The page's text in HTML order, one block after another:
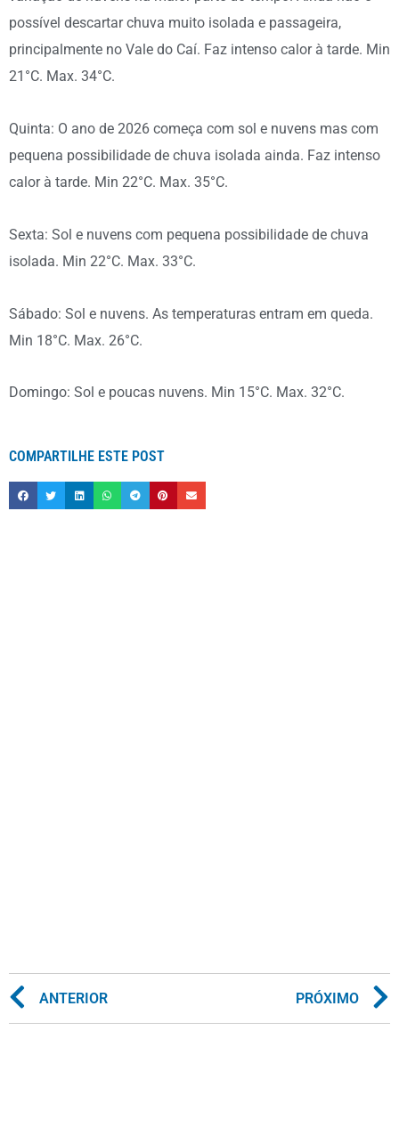
possível descartar chuva muito isolada e passageira,
principalmente no Vale do Caí. Faz intenso calor à tarde. Min
21°C. Max. 34°C.
Quinta: O ano de 2026 começa com sol e nuvens mas com
pequena possibilidade de chuva isolada ainda. Faz intenso
calor à tarde. Min 22°C. Max. 35°C.
Sexta: Sol e nuvens com pequena possibilidade de chuva
isolada. Min 22°C. Max. 33°C.
Sábado: Sol e nuvens. As temperaturas entram em queda.
Min 18°C. Max. 26°C.
Domingo: Sol e poucas nuvens. Min 15°C. Max. 32°C.
COMPARTILHE ESTE POST
ANTERIOR PRÓXIMO